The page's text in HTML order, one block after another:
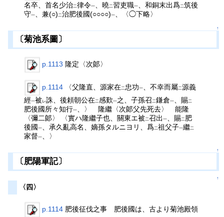
名卒、首名少治二律令一 、曉 二習吏職一 、和銅末出爲二筑後
守一 、兼(○) 二治肥後國(○○○○)一 、〈◯下略〉
↑
〔菊池系圖〕
p.1113 隆定〈次郞〉
p.1114 〈父隆直、源家在二 忠功一 、不幸而屬二源義
經一被 レ誅、後頼朝公在二感歎一之、子孫召二鎌倉一 、賜二
肥後國所々知行一
、〉 隆繼〈次郞父先死去〉 能隆
〈彌二郞〉 〈實ハ隆繼子也、關東エ被二召出一 、賜二肥
後國一 、承久亂高名、嫡孫タルニヨリ、爲二祖父子一繼二
家督一 、〉
↑
〔肥陽軍記〕
↑
〈四〉
p.1114 肥後征伐之事 肥後國は、古より菊池殿領